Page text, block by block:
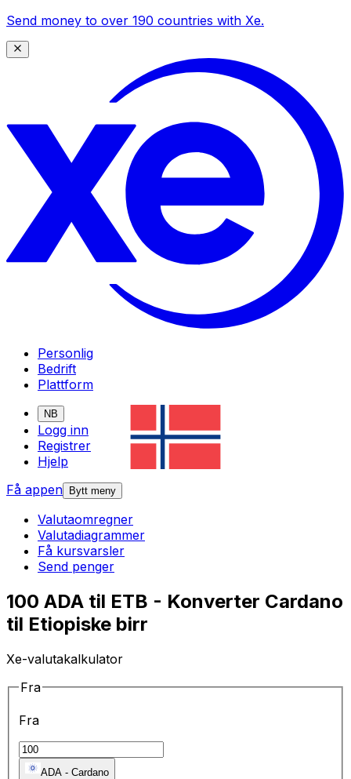
Send money to over 190 countries with Xe.
Personlig
Bedrift
Plattform
NB
Logg inn
Registrer
Hjelp
Få appen
Bytt meny
Valutaomregner
Valutadiagrammer
Få kursvarsler
Send penger
100 ADA til ETB - Konverter Cardano
til Etiopiske birr
Xe-valutakalkulator
Fra
Fra
ADA - Cardano